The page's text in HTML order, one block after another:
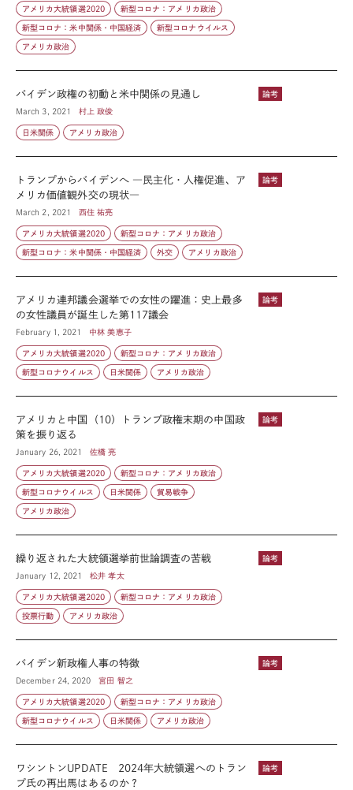
アメリカ大統領選2020 新型コロナ：アメリカ政治
新型コロナ：米中関係・中国経済 新型コロナウイルス
アメリカ政治
論考
バイデン政権の初動と米中関係の見通し
March 3, 2021 村上 政俊
日米関係 アメリカ政治
論考
トランプからバイデンへ ―民主化・人権促進、ア
メリカ価値観外交の現状―
March 2, 2021 西住 祐亮
アメリカ大統領選2020 新型コロナ：アメリカ政治
新型コロナ：米中関係・中国経済 外交 アメリカ政治
論考
アメリカ連邦議会選挙での女性の躍進：史上最多
の女性議員が誕生した第117議会
February 1, 2021 中林 美恵子
アメリカ大統領選2020 新型コロナ：アメリカ政治
新型コロナウイルス 日米関係 アメリカ政治
論考
アメリカと中国（10）トランプ政権末期の中国政
策を振り返る
January 26, 2021 佐橋 亮
アメリカ大統領選2020 新型コロナ：アメリカ政治
新型コロナウイルス 日米関係 貿易戦争
アメリカ政治
論考
繰り返された大統領選挙前世論調査の苦戦
January 12, 2021 松井 孝太
アメリカ大統領選2020 新型コロナ：アメリカ政治
投票行動 アメリカ政治
論考
バイデン新政権人事の特徴
December 24, 2020 宮田 智之
アメリカ大統領選2020 新型コロナ：アメリカ政治
新型コロナウイルス 日米関係 アメリカ政治
論考
ワシントンUPDATE 2024年大統領選へのトラン
プ氏の再出馬はあるのか？